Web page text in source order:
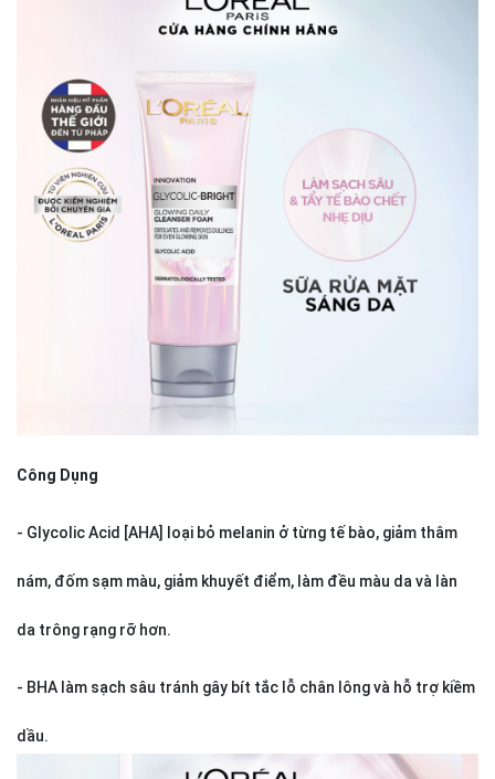
Công Dụng
- Glycolic Acid [AHA] loại bỏ melanin ở từng tế bào, giảm thâm
nám, đốm sạm màu, giảm khuyết điểm, làm đều màu da và làn
da trông rạng rỡ hơn.
- BHA làm sạch sâu tránh gây bít tắc lỗ chân lông và hỗ trợ kiềm
dầu.